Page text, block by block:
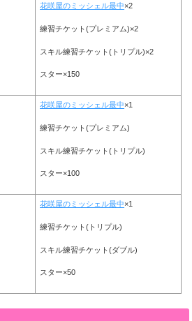
花咲屋のミッシェル最中×2
練習チケット(プレミアム)×2
スキル練習チケット(トリプル)×2
スター×150
花咲屋のミッシェル最中×1
練習チケット(プレミアム)
スキル練習チケット(トリプル)
スター×100
花咲屋のミッシェル最中×1
練習チケット(トリプル)
スキル練習チケット(ダブル)
スター×50